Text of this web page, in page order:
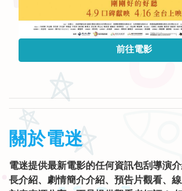
前往電影
關於電迷
電迷提供最新電影的任何資訊包刮導演介
長介紹、劇情簡介介紹、預告片觀看、線